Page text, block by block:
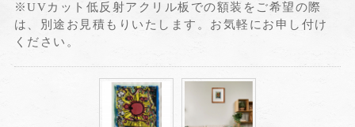
※UVカット低反射アクリル板での額装をご希望の際
は、別途お見積もりいたします。お気軽にお申し付け
ください。